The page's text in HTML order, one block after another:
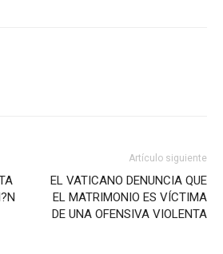
Artículo siguiente
EL VATICANO DENUNCIA QUE
EL MATRIMONIO ES VÍCTIMA
DE UNA OFENSIVA VIOLENTA